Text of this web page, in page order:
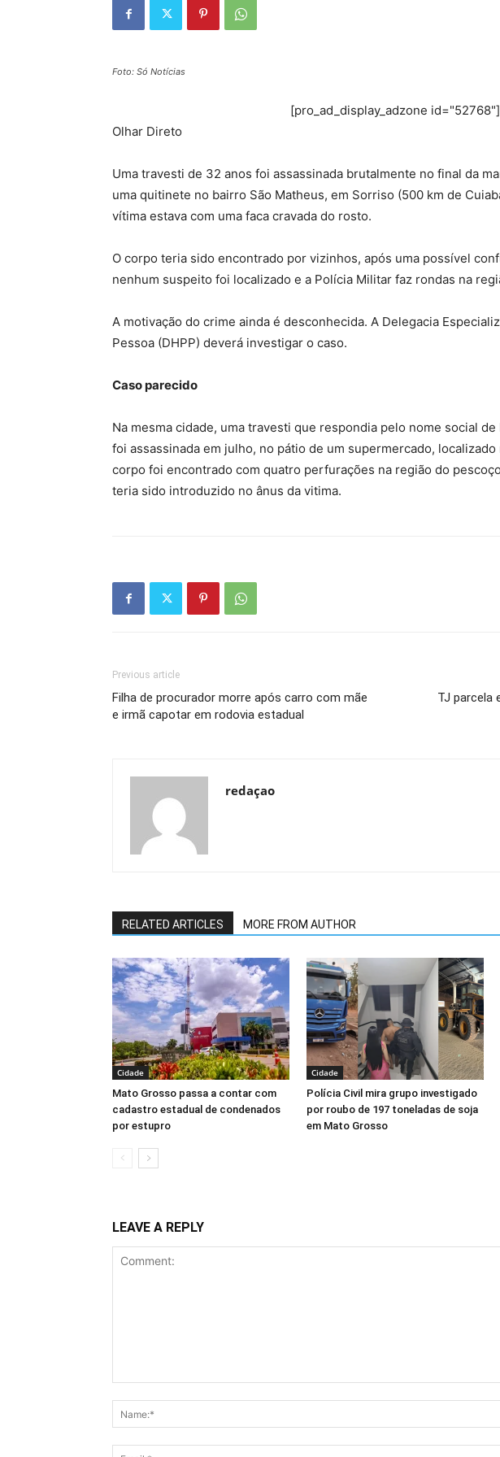
Foto: Só Notícias
[pro_ad_display_adzone id="52768"]
Olhar Direto
Uma travesti de 32 anos foi assassinada brutalmente no final da
uma quitinete no bairro São Matheus, em Sorriso (500 km de
vítima estava com uma faca cravada do rosto.
O corpo teria sido encontrado por vizinhos, após uma possível
nenhum suspeito foi localizado e a Polícia Militar faz rondas na
A motivação do crime ainda é desconhecida. A Delegacia
Pessoa (DHPP) deverá investigar o caso.
Caso parecido
Na mesma cidade, uma travesti que respondia pelo nome social
foi assassinada em julho, no pátio de um supermercado,
corpo foi encontrado com quatro perfurações na região do
teria sido introduzido no ânus da vitima.
Previous article
Filha de procurador morre após carro com mãe
e irmã capotar em rodovia estadual
TJ parcela
redaçao
RELATED ARTICLES MORE FROM AUTHOR
Cidade
Mato Grosso passa a contar com
cadastro estadual de condenados
por estupro
Cidade
Polícia Civil mira grupo investigado
por roubo de 197 toneladas de soja
em Mato Grosso
LEAVE A REPLY